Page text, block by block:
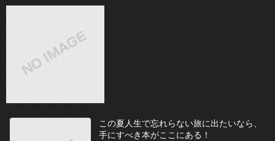
この夏人生で忘れらない旅に出たいなら、
手にすべき本がここにある！